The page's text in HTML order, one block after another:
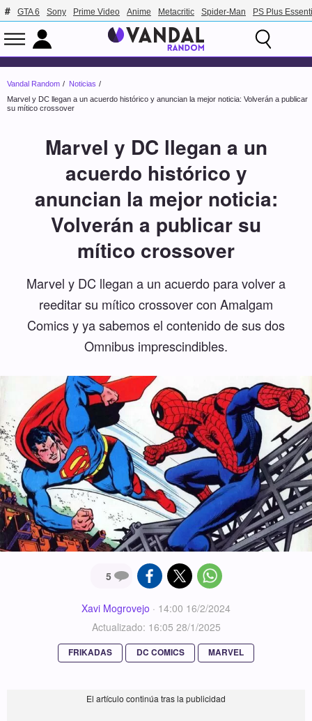
GTA 6 Sony Prime Video Anime Metacritic Spider-Man PS Plus
Vandal Random
Noticias
Marvel y DC llegan a un acuerdo histórico y anuncian la mejor noticia: Volverán a publicar
su mítico crossover
Marvel y DC llegan a un
acuerdo histórico y
anuncian la mejor noticia:
Volverán a publicar su
mítico crossover
Marvel y DC llegan a un acuerdo para volver a
reeditar su mítico crossover con Amalgam
Comics y ya sabemos el contenido de sus dos
Omnibus imprescindibles.
5
Xavi Mogrovejo · 14:00 16/2/2024
Actualizado: 16:05 28/1/2025
FRIKADAS DC COMICS MARVEL